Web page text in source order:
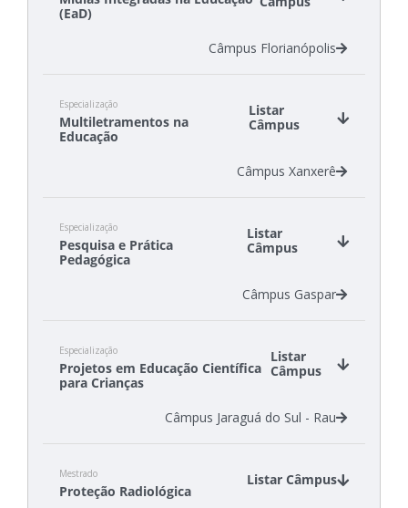
(EaD)
Câmpus Florianópolis
Especialização
Multiletramentos na
Educação
Listar
Câmpus
Câmpus Xanxerê
Especialização
Pesquisa e Prática
Pedagógica
Listar
Câmpus
Câmpus Gaspar
Especialização
Projetos em Educação Científica
para Crianças
Listar
Câmpus
Câmpus Jaraguá do Sul - Rau
Mestrado
Proteção Radiológica
Listar Câmpus